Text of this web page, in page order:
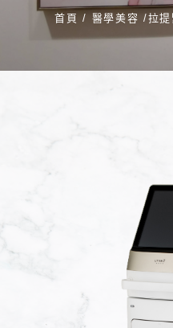
首頁 / 醫學美容 /拉